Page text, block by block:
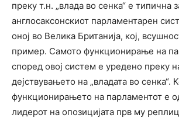
преку т.н. „влада во сенка“ е типична
англосаксонскиот парламентарен
оној во Велика Британија, кој,
пример. Самото функционирање на
според овој систем е уредено преку
дејствувањето на „владата во сенка“.
функционирањето на парламентот е
лидерот на опозицијата прв му